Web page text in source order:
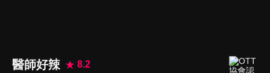
醫師好辣
8.2